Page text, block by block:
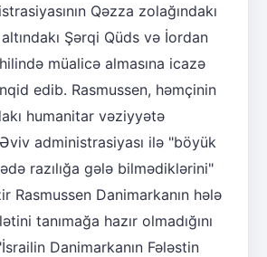
Qəzza zolağındakı
Şərqi Qüds və İordan
müalicə almasına icazə
edib. Rasmussen, həmçinin
humanitar vəziyyətə
administrasiyası ilə "böyük
razılığa gələ bilmədiklərini"
Rasmussen Danimarkanın hələ
tanımağa hazır olmadığını
Danimarkanın Fələstin